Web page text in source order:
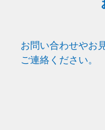
お問い合わせやお
ご連絡ください。